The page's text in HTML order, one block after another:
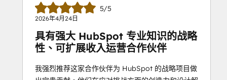
5/5
2026年4月24日
具有强大 HubSpot 专业知识的战略
性、可扩展收入运营合作伙伴
我强烈推荐这家合作伙伴为 HubSpot 的战略项目做